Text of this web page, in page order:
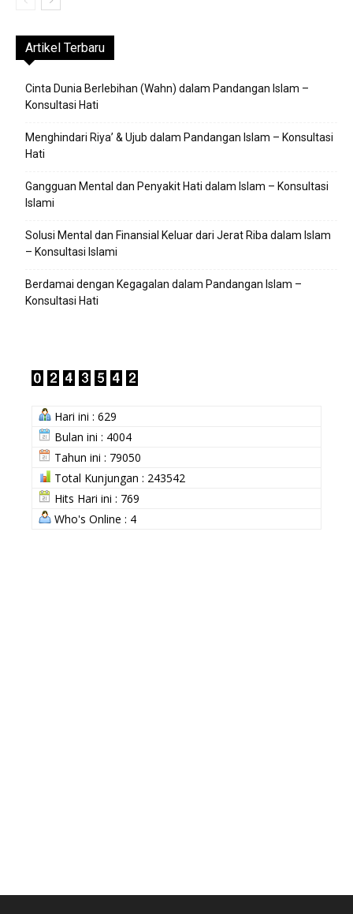
Artikel Terbaru
Cinta Dunia Berlebihan (Wahn) dalam Pandangan Islam –
Konsultasi Hati
Menghindari Riya’ & Ujub dalam Pandangan Islam – Konsultasi
Hati
Gangguan Mental dan Penyakit Hati dalam Islam – Konsultasi
Islami
Solusi Mental dan Finansial Keluar dari Jerat Riba dalam Islam
– Konsultasi Islami
Berdamai dengan Kegagalan dalam Pandangan Islam –
Konsultasi Hati
Hari ini : 629
Bulan ini : 4004
Tahun ini : 79050
Total Kunjungan : 243542
Hits Hari ini : 769
Who's Online : 4